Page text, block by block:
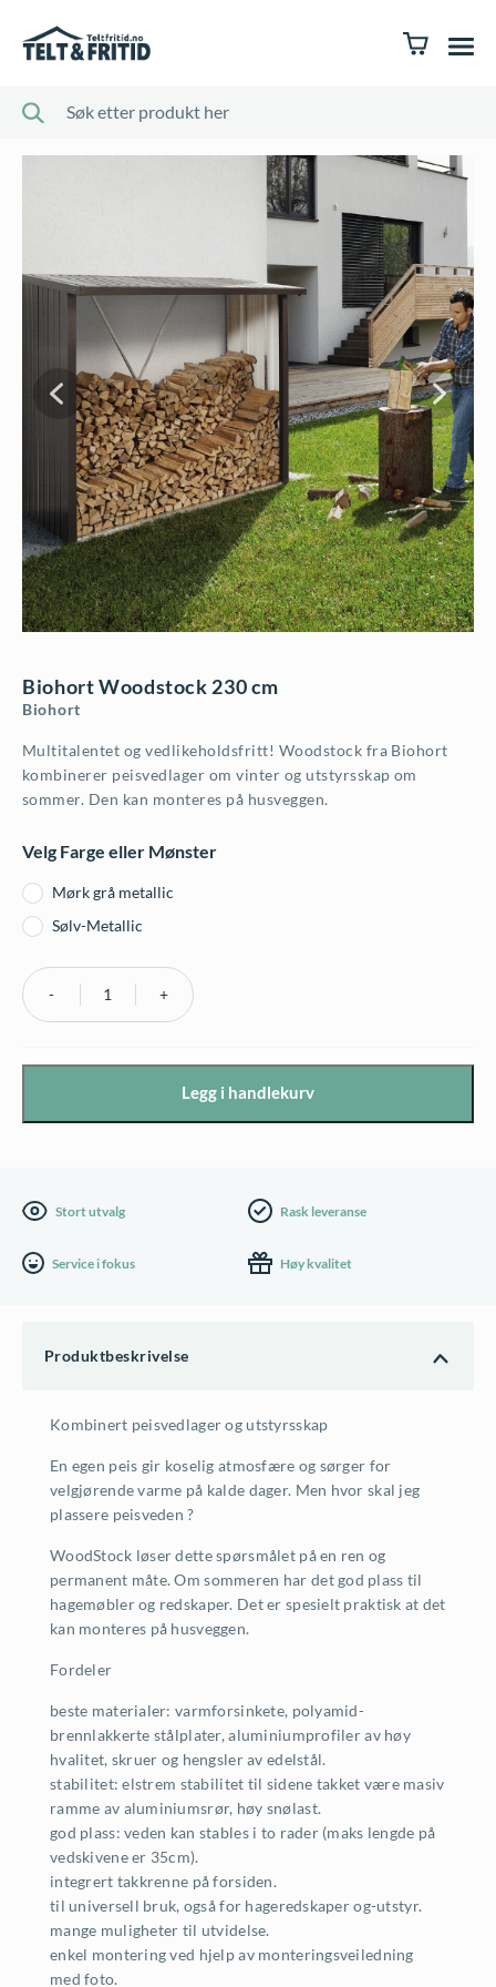
Biohort Woodstock 230 cm
Biohort
Multitalentet og vedlikeholdsfritt! Woodstock fra Biohort
kombinerer peisvedlager om vinter og utstyrsskap om
sommer. Den kan monteres på husveggen.
Velg Farge eller Mønster
Mørk grå metallic
Sølv-Metallic
Biohort
Legg i handlekurv
Stort utvalg Rask leveranse
Service i fokus Høy kvalitet
Produktbeskrivelse
Kombinert peisvedlager og utstyrsskap
En egen peis gir koselig atmosfære og sørger for
velgjørende varme på kalde dager. Men hvor skal jeg
plassere peisveden ?
WoodStock løser dette spørsmålet på en ren og
permanent måte. Om sommeren har det god plass til
hagemøbler og redskaper. Det er spesielt praktisk at det
kan monteres på husveggen.
Fordeler
beste materialer: varmforsinkete, polyamid-
brennlakkerte stålplater, aluminiumprofiler av høy
hvalitet, skruer og hengsler av edelstål.
stabilitet: elstrem stabilitet til sidene takket være masiv
ramme av aluminiumsrør, høy snølast.
god plass: veden kan stables i to rader (maks lengde på
vedskivene er 35cm).
integrert takkrenne på forsiden.
til universell bruk, også for hageredskaper og-utstyr.
mange muligheter til utvidelse.
enkel montering ved hjelp av monteringsveiledning
med foto.